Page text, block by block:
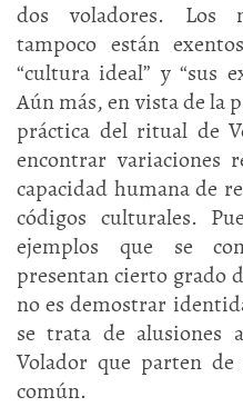
dos voladores. Los
tampoco están
“cultura ideal” y “sus
Aún más, en vista de la
práctica del ritual de
encontrar variaciones
capacidad humana de
códigos culturales.
ejemplos que se
presentan cierto grado
no es demostrar
se trata de alusiones
Volador que parten
común.